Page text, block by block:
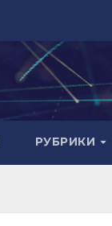
РУБРИКИ